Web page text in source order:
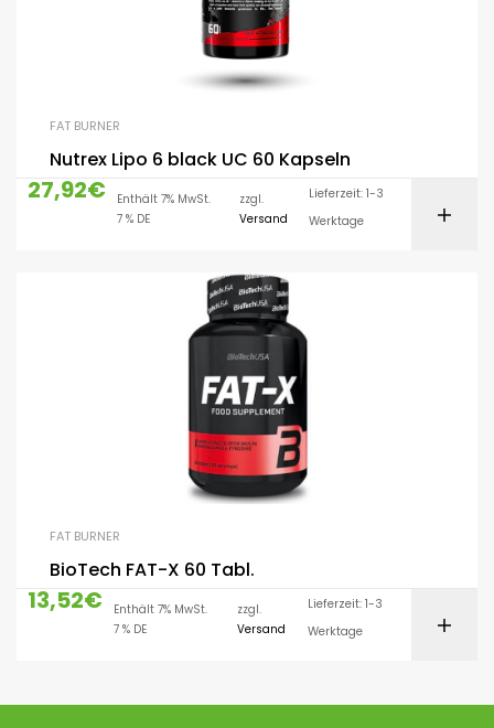
FAT BURNER
Nutrex Lipo 6 black UC 60 Kapseln
27,92€
Enthält 7% MwSt.
7 % DE
zzgl.
Versand
Lieferzeit: 1-3
Werktage
FAT BURNER
BioTech FAT-X 60 Tabl.
13,52€
Enthält 7% MwSt.
7 % DE
zzgl.
Versand
Lieferzeit: 1-3
Werktage